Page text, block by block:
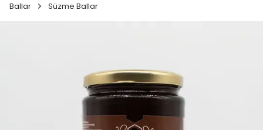
Ballar Süzme Ballar